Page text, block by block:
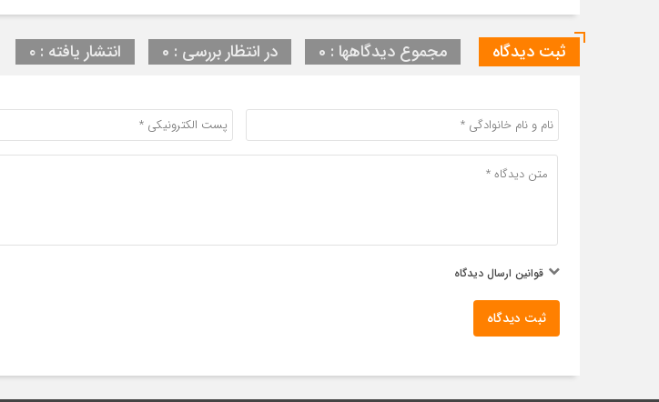
ثبت دیدگاه مجموع دیدگاهها : 0 در انتظار بررسی : 0 انتشار یافته : ۰
قوانین ارسال دیدگاه
ثبت دیدگاه